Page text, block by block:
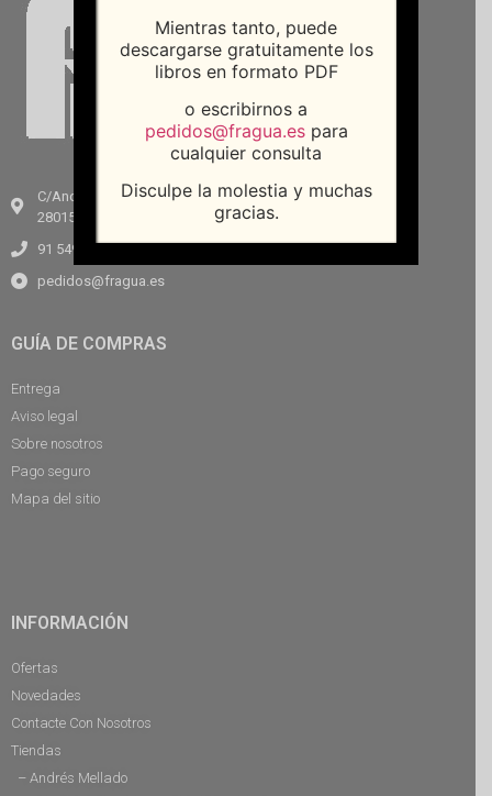
C/Andrés Mellado, 64
28015, Madrid
91 549 18 06
pedidos@fragua.es
GUÍA DE COMPRAS
Entrega
Aviso legal
Sobre nosotros
Pago seguro
Mapa del sitio
INFORMACIÓN
Ofertas
Novedades
Contacte Con Nosotros
Tiendas
– Andrés Mellado
Mientras tanto, puede
descargarse gratuitamente los
libros en formato PDF
o escribirnos a
pedidos@fragua.espara
cualquier consulta
Disculpe la molestia y muchas
gracias.